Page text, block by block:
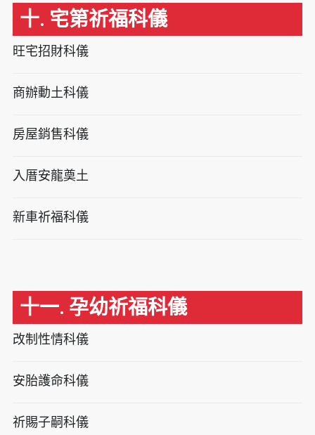
十. 宅第祈福科儀
旺宅招財科儀
商辦動土科儀
房屋銷售科儀
入厝安龍奠土
新車祈福科儀
十一. 孕幼祈福科儀
改制性情科儀
安胎護命科儀
祈賜子嗣科儀